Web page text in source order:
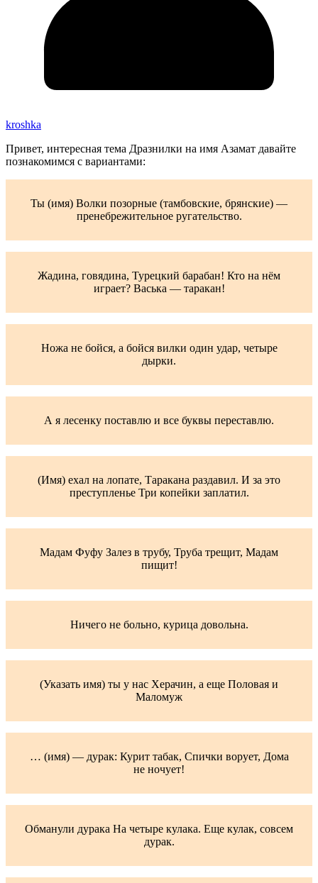
kroshka
Привет, интересная тема Дразнилки на имя Азамат давайте
познакомимся с вариантами:
Ты (имя) Волки позорные (тамбовские, брянские) —
пренебрежительное ругательство.
Жадина, говядина, Турецкий барабан! Кто на нём
играет? Васька — таракан!
Ножа не бойся, а бойся вилки один удар, четыре
дырки.
А я лесенку поставлю и все буквы переставлю.
(Имя) ехал на лопате, Таракана раздавил. И за это
преступленье Три копейки заплатил.
Мадам Фуфу Залез в трубу, Труба трещит, Мадам
пищит!
Ничего не больно, курица довольна.
(Указать имя) ты у нас Херачин, а еще Половая и
Маломуж
… (имя) — дурак: Курит табак, Спички ворует, Дома
не ночует!
Обманули дурака На четыре кулака. Еще кулак, совсем
дурак.